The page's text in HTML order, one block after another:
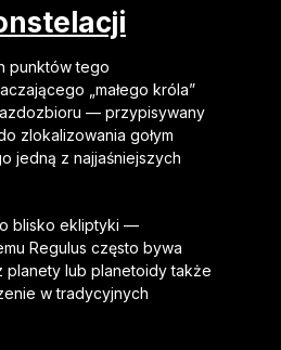
punktów tego
„małego króla”
— przypisywany
zlokalizowania gołym
jedną z najjaśniejszych
blisko ekliptyki —
Regulus często bywa
lub planetoidy także
w tradycyjnych